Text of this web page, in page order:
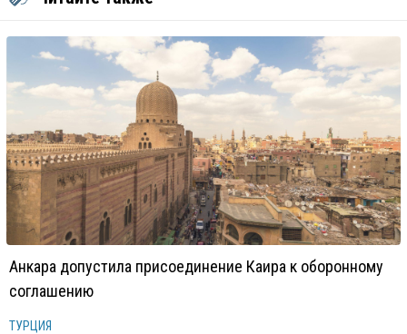
Анкара допустила присоединение Каира к оборонному
соглашению
ТУРЦИЯ